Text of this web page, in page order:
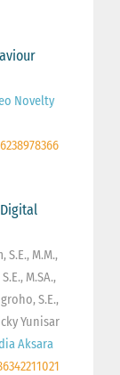
Novelty
S.E., M.M.,
M.SA.,
S.E.,
Yunisar
Aksara